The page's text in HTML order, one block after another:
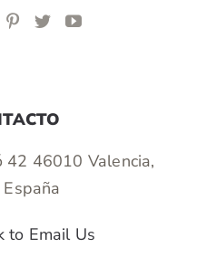
42 46010 Valencia,
España
to Email Us